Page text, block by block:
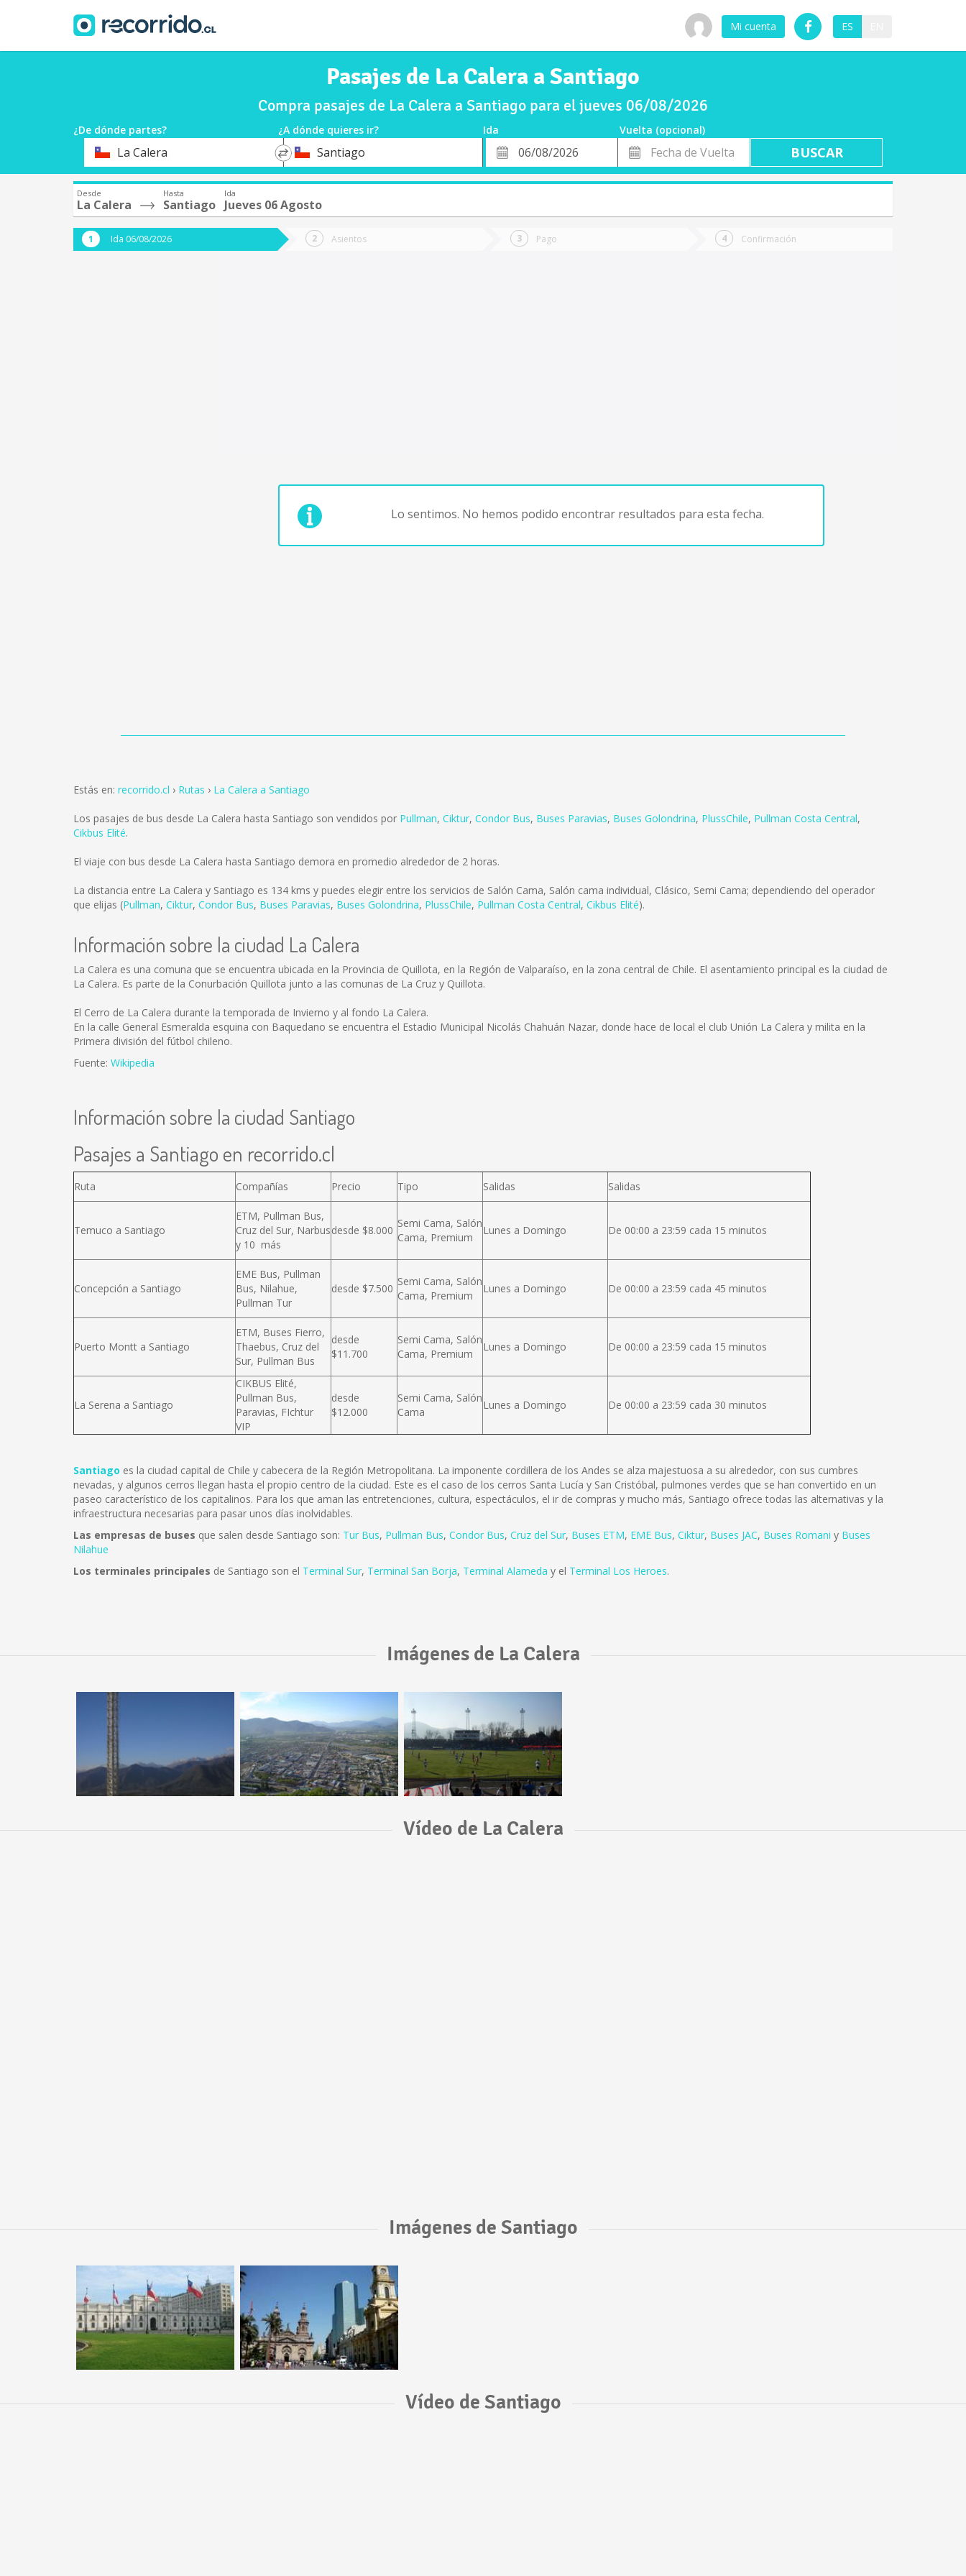
Mi cuenta ES
Pasajes de La Calera a Santiago
Compra pasajes de La Calera a Santiago para el jueves 06/08/2026
¿De dónde partes? ¿A dónde quieres ir? Ida
Vuelta (opcional)
OrigenLa Calera
*
DestinoSantiago
Fecha
de
Fecha
de
Vuelta
Desde
La Calera
Hasta
Santiago
Ida
Jueves 06 Agosto
Ida 06/08/2026 Asientos Pago Confirmación
Lo sentimos. No hemos podido encontrar resultados para esta fecha.
Estás en: recorrido.cl Rutas La Calera a Santiago
Los pasajes de bus desde La Calera hasta Santiago son vendidos por Pullman, Ciktur, Condor Bus, Buses Paravias, Buses Golondrina, PlussChile, Pullman Costa Central,
Cikbus Elité.
El viaje con bus desde La Calera hasta Santiago demora en promedio alrededor de 2 horas.
La distancia entre La Calera y Santiago es 134 kms y puedes elegir entre los servicios de Salón Cama, Salón cama individual, Clásico, Semi Cama; dependiendo del operador
que elijas (Pullman, Ciktur, Condor Bus, Buses Paravias, Buses Golondrina, PlussChile, Pullman Costa Central, Cikbus Elité).
Información sobre la ciudad La Calera
La Calera es una comuna que se encuentra ubicada en la Provincia de Quillota, en la Región de Valparaíso, en la zona central de Chile. El asentamiento principal es la ciudad de
La Calera. Es parte de la Conurbación Quillota junto a las comunas de La Cruz y Quillota.
El Cerro de La Calera durante la temporada de Invierno y al fondo La Calera.
En la calle General Esmeralda esquina con Baquedano se encuentra el Estadio Municipal Nicolás Chahuán Nazar, donde hace de local el club Unión La Calera y milita en la
Primera división del fútbol chileno.
Fuente: Wikipedia
Información sobre la ciudad Santiago
Pasajes a Santiago en recorrido.cl
Ruta Compañías Precio Tipo Salidas Salidas
Temuco a Santiago
ETM, Pullman Bus,
Cruz del Sur, Narbus
y 10 más
desde $8.000
Semi Cama, Salón
Cama, Premium
Lunes a Domingo De 00:00 a 23:59 cada 15 minutos
Concepción a Santiago
EME Bus, Pullman
Bus, Nilahue,
Pullman Tur
desde $7.500
Semi Cama, Salón
Cama, Premium
Lunes a Domingo De 00:00 a 23:59 cada 45 minutos
Puerto Montt a Santiago
ETM, Buses Fierro,
Thaebus, Cruz del
Sur, Pullman Bus
desde
$11.700
Semi Cama, Salón
Cama, Premium
Lunes a Domingo De 00:00 a 23:59 cada 15 minutos
La Serena a Santiago
CIKBUS Elité,
Pullman Bus,
Paravias, FIchtur
VIP
desde
$12.000
Semi Cama, Salón
Cama
Lunes a Domingo De 00:00 a 23:59 cada 30 minutos
Santiago es la ciudad capital de Chile y cabecera de la Región Metropolitana. La imponente cordillera de los Andes se alza majestuosa a su alrededor, con sus cumbres
nevadas, y algunos cerros llegan hasta el propio centro de la ciudad. Este es el caso de los cerros Santa Lucía y San Cristóbal, pulmones verdes que se han convertido en un
paseo característico de los capitalinos. Para los que aman las entretenciones, cultura, espectáculos, el ir de compras y mucho más, Santiago ofrece todas las alternativas y la
infraestructura necesarias para pasar unos días inolvidables.
Las empresas de buses que salen desde Santiago son: Tur Bus, Pullman Bus, Condor Bus, Cruz del Sur, Buses ETM, EME Bus, Ciktur, Buses JAC, Buses Romani y Buses
Nilahue
Los terminales principales de Santiago son el Terminal Sur, Terminal San Borja, Terminal Alameda y el Terminal Los Heroes.
Imágenes de La Calera
Vídeo de La Calera
Imágenes de Santiago
Vídeo de Santiago